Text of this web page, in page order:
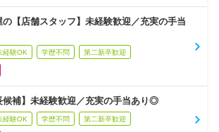
【店舗スタッフ】未経験歓迎／充実の手当
経験OK 学歴不問 第二新卒歓迎
候補】未経験歓迎／充実の手当あり◎
経験OK 学歴不問 第二新卒歓迎